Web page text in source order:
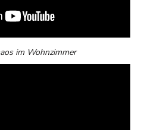
im Wohnzimmer